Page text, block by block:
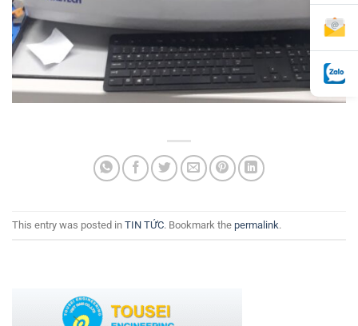
This entry was posted in TIN TỨC. Bookmark the permalink.